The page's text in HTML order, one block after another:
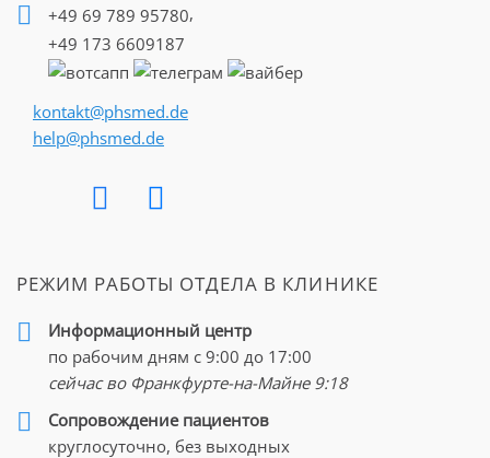
+49 69 789 95780,
+49 173 6609187
kontakt@phsmed.de
help@phsmed.de
РЕЖИМ РАБОТЫ ОТДЕЛА В КЛИНИКЕ
Информационный центр
по рабочим дням с 9:00 до 17:00
сейчас во Франкфурте-на-Майне 9:18
Cопровождение пациентов
круглосуточно, без выходных